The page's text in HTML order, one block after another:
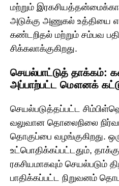
மற்றும்
அடுக்கு அணுகல் உத்தியை
கண்டறிதல் மற்றும் சம்பவ
சிக்கலாக்குகிறது.
செயல்பாட்டுத் தாக்கம்:
அப்பாற்பட்ட மௌனக்
செயல்படுத்தப்பட்ட
வலுவான தொலைநிலை
தொகுப்பை வழங்குகிறது.
உட்பொதிக்கப்பட்டதும்,
ரகசியமாகவும் செயல்படும்
பாதிக்கப்பட்ட நிறுவனம்